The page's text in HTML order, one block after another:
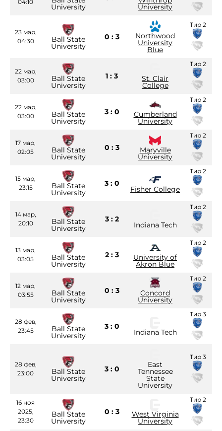
04:10
University University
23 мар,
04:30
Ball State
University
0 : 3 Northwood
University
Blue
Тир 2
22 мар,
03:00
Ball State
University
1 : 3 St. Clair
College
Тир 2
22 мар,
03:00
Ball State
University
3 : 0 Cumberland
University
Тир 2
17 мар,
02:05
Ball State
University
0 : 3 Maryville
University
Тир 2
15 мар,
23:15
Ball State
University
3 : 0
Fisher College
Тир 2
14 мар,
20:10
Ball State
University
3 : 2
Indiana Tech
Тир 2
13 мар,
03:05
Ball State
University
2 : 3 University of
Akron Blue
Тир 2
12 мар,
03:55
Ball State
University
0 : 3 Concord
University
Тир 2
28 фев,
23:45
Ball State
University
3 : 0
Indiana Tech
Тир 3
28 фев,
23:00
Ball State
University
3 : 0 East
Tennessee
State
University
Тир 3
16 ноя
2025,
23:30
Ball State
University
0 : 3 West Virginia
University
Тир 2